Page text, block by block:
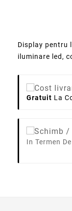
Display pentru
iluminare led,
Gratuit La
In Termen De